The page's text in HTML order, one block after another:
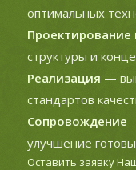
оптимальных
Проектирование
структуры и
Реализация —
стандартов
Сопровождение
улучшение
Оставить заявку